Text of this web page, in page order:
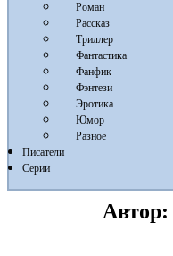
Роман
Рассказ
Триллер
Фантастика
Фанфик
Фэнтези
Эротика
Юмор
Разное
Писатели
Серии
Автор: